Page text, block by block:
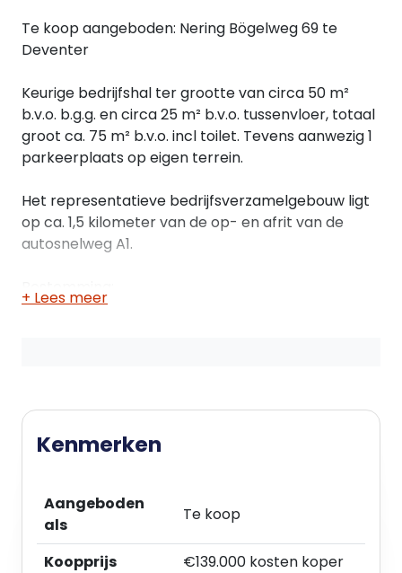
Te koop aangeboden: Nering Bögelweg 69 te
Deventer
Keurige bedrijfshal ter grootte van circa 50 m²
b.v.o. b.g.g. en circa 25 m² b.v.o. tussenvloer, totaal
groot ca. 75 m² b.v.o. incl toilet. Tevens aanwezig 1
parkeerplaats op eigen terrein.
Het representatieve bedrijfsverzamelgebouw ligt
op ca. 1,5 kilometer van de op- en afrit van de
autosnelweg A1.
Volgens het vigerende bestemmingsplan "CHW A1
gemeente.
Bijdrage VvE: € 53,17 excl. b.t.w. per maand (€
638,- excl. b.t.w. per jaar).
+ Lees meer
Kenmerken
Aangeboden
als
Te koop
Koopprijs
€139.000 kosten koper